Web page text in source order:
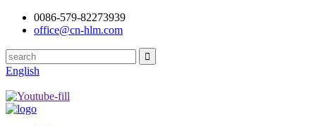
0086-579-82273939
office@cn-hlm.com
English